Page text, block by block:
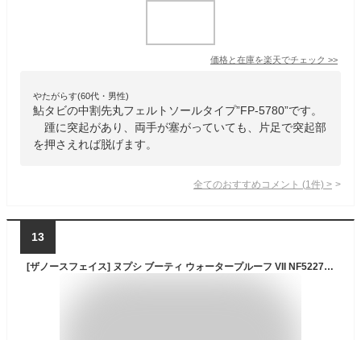
価格と在庫を楽天でチェック >>
やたがらす(60代・男性)
鮎タビの中割先丸フェルトソールタイプ”FP-5780”です。
踵に突起があり、両手が塞がっていても、片足で突起部
を押さえれば脱げます。
全てのおすすめコメント (1 件) >
13
[ザノースフェイス] ヌプシ ブーティ ウォータープルーフ VII NF52272 ユニセックス TNFブラック/TNFブラック 26.0 cm